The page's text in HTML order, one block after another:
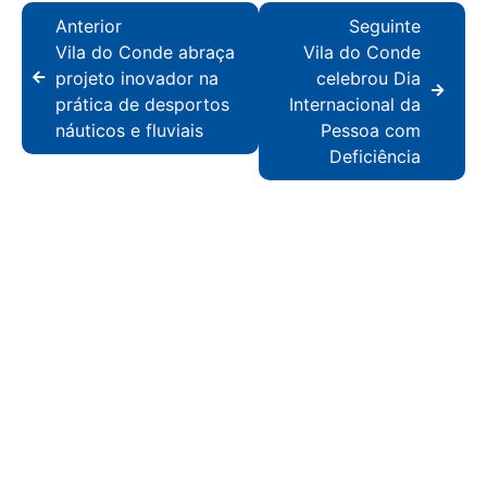
Anterior
Vila do Conde abraça
projeto inovador na
prática de desportos
náuticos e fluviais
Seguinte
Vila do Conde
celebrou Dia
Internacional da
Pessoa com
Deficiência